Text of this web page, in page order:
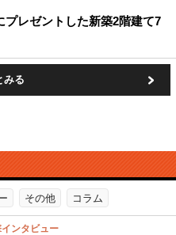
プレゼントした新築2階建て7
みる
その他 コラム
ンタビュー